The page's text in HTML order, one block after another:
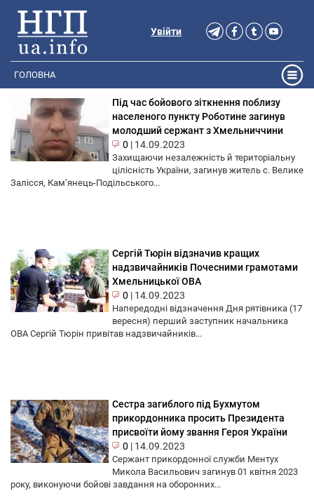
Увійти
ГОЛОВНА
Під час бойового зіткнення поблизу
населеного пункту Роботине загинув
молодший сержант з Хмельниччини
0 | 14.09.2023
Захищаючи незалежність й територіальну
цілісність України, загинув житель с. Велике
Залісся, Кам’янець-Подільського...
Сергій Тюрін відзначив кращих
надзвичайників Почесними грамотами
Хмельницької ОВА
0 | 14.09.2023
Напередодні відзначення Дня рятівника (17
вересня) перший заступник начальника
ОВА Cергій Тюрін привітав надзвичайників...
Сестра загиблого під Бухмутом
прикордонника просить Президента
присвоїти йому звання Героя України
0 | 14.09.2023
Сержант прикордонної служби Ментух
Микола Васильович загинув 01 квітня 2023
року, виконуючи бойові завдання на оборонних...